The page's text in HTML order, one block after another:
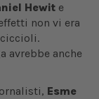
Hewit e
non vi era
avrebbe anche
Esme